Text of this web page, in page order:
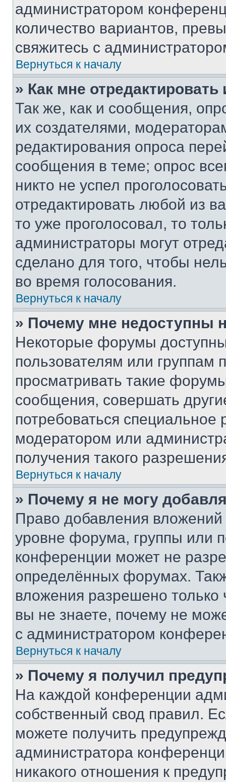
администратором
количество вариантов,
свяжитесь с
Вернуться к началу
» Как мне
Так же, как и сообщения,
их создателями,
редактирования опроса
сообщения в теме; опрос
никто не успел
отредактировать любой из
то уже проголосовал, то
администраторы могут
сделано для того, чтобы
во время голосования.
Вернуться к началу
» Почему мне недоступны
Некоторые форумы
пользователям или группам
просматривать такие
сообщения, совершать
потребоваться
модератором или
получения такого
Вернуться к началу
» Почему я не могу
Право добавления
уровне форума, группы или
конференции может не
определённых форумах.
вложения разрешено
вы не знаете, почему не
с администратором
Вернуться к началу
» Почему я получил
На каждой конференции
собственный свод правил.
можете получить
администратора
никакого отношения к